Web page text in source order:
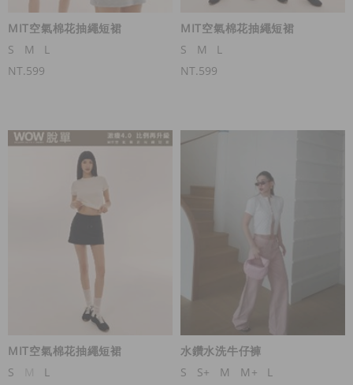
MIT空氣棉花抽繩短裙
S
M
L
NT.599
MIT空氣棉花抽繩短裙
S
M
L
NT.599
MIT空氣棉花抽繩短裙
S
L
水鑽水洗牛仔褲
S
S+ M M+
L